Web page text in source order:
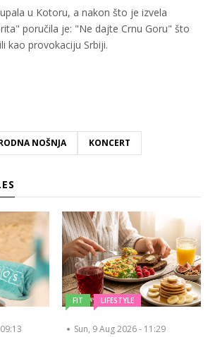
u Kotoru, a nakon što je izvela
poručila je: "Ne dajte Crnu Goru" što
kao provokaciju Srbiji.
NOŠNJA KONCERT
FIT LIFESTYLE
Sun, 9 Aug 2026 - 11:29